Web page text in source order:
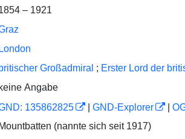
– 1921
London
britischer Großadmiral ; Erster Lord der
keine Angabe
135862825 GND-Explorer
Mountbatten (nannte sich seit 1917)